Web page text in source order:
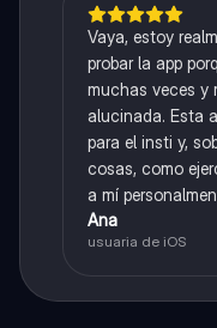
Vaya, estoy
probar la app
muchas veces y
alucinada. Esta
para el insti y,
cosas, como
a mí
Ana
usuaria de iOS